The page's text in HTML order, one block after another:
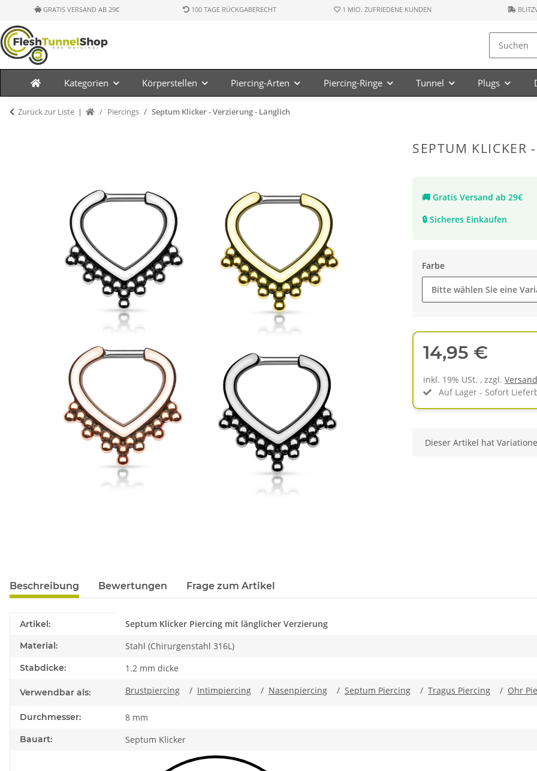
GRATIS VERSAND AB 29€ 100 TAGE RÜCKGABERECHT 1 MIO. ZUFRIEDENE KUNDEN
Kategorien Körperstellen Piercing-Arten Piercing-Ringe Tunnel Plugs
Zurück zur Liste Piercings Septum Klicker - Verzierung - Länglich
SEPTUM KLICKER
🚚 Gratis Versand ab 29€
🔒 Sicheres Einkaufen
Farbe
Bitte wählen Sie eine
14,95 €
inkl. 19% USt. , zzgl. Versand
Auf Lager - Sofort
x
Dieser Artikel hat
Beschreibung Bewertungen Frage zum Artikel
Produkteigenschaft
Wert
Artikel: Septum Klicker Piercing mit länglicher Verzierung
Material: Stahl (Chirurgenstahl 316L)
Stabdicke: 1.2 mm dicke
Verwendbar als: Brustpiercing / Intimpiercing / Nasenpiercing / Septum Piercing / Tragus Piercing / Ohr
Durchmesser: 8 mm
Bauart: Septum Klicker